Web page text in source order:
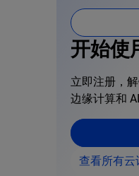
开始使
立即注册，
边缘计算和 AI
查看所有云